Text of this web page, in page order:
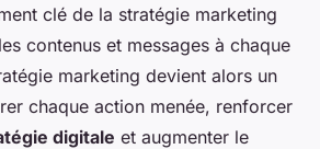
clé de la stratégie marketing
contenus et messages à chaque
marketing devient alors un
chaque action menée, renforcer
digitale et augmenter le